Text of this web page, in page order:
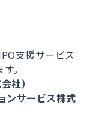
支援サービス
。
社）
ンサービス株式